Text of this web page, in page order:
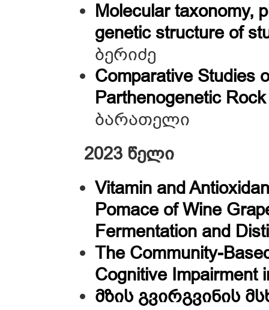
Molecular taxonomy,
genetic structure of
ბერიძე
Comparative Studies
Parthenogenetic
ბარათელი
2023 წელი
Vitamin and
Pomace of Wine
Fermentation and
The Community-
Cognitive Impairment
მზის გვირგვინის